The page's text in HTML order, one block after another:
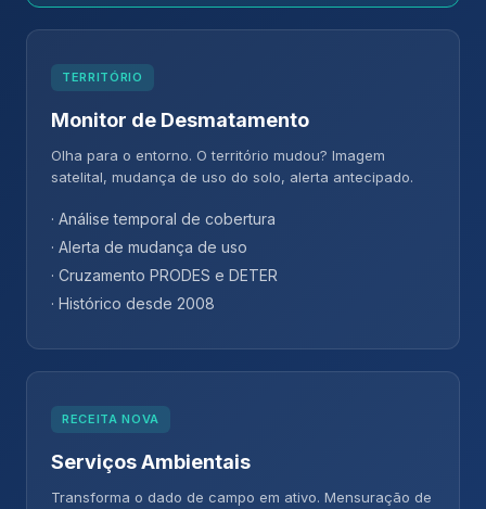
TERRITÓRIO
Monitor de Desmatamento
Olha para o entorno. O território mudou? Imagem
satelital, mudança de uso do solo, alerta antecipado.
· Análise temporal de cobertura
· Alerta de mudança de uso
· Cruzamento PRODES e DETER
· Histórico desde 2008
RECEITA NOVA
Serviços Ambientais
Transforma o dado de campo em ativo. Mensuração de